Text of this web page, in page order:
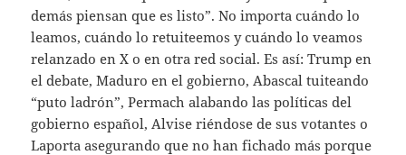
demás piensan que es listo”. No importa cuándo lo
leamos, cuándo lo retuiteemos y cuándo lo veamos
relanzado en X o en otra red social. Es así: Trump en
el debate, Maduro en el gobierno, Abascal tuiteando
“puto ladrón”, Permach alabando las políticas del
gobierno español, Alvise riéndose de sus votantes o
Laporta asegurando que no han fichado más porque